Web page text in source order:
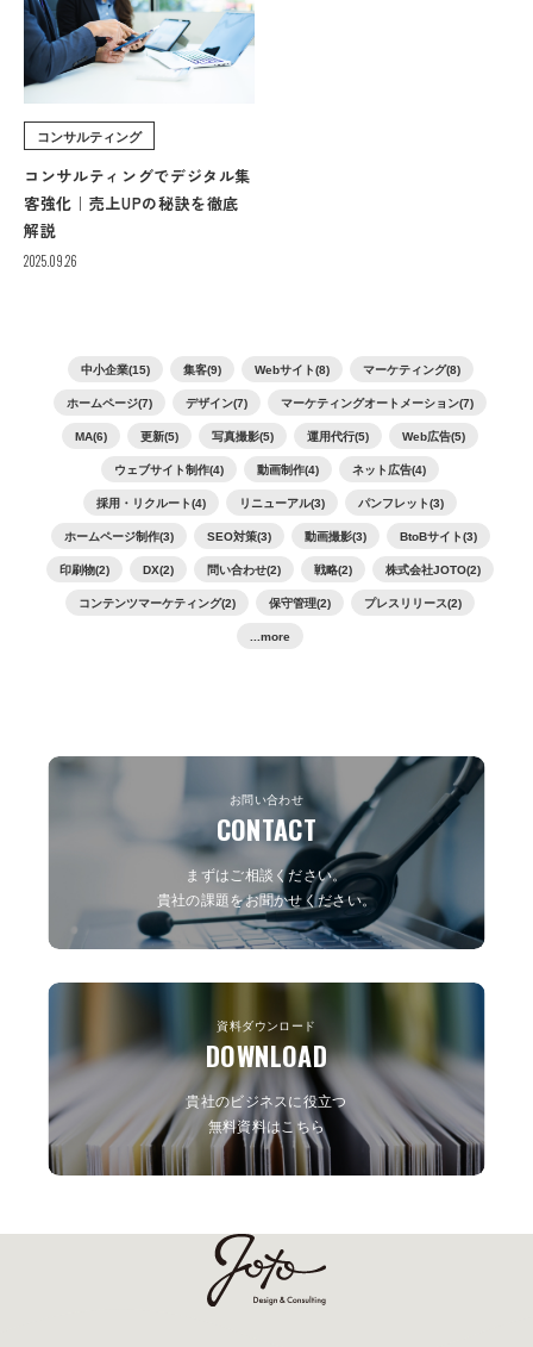
コンサルティング
コンサルティングでデジタル集
客強化｜売上UPの秘訣を徹底
解説
2025.09.26
中小企業(15) 集客(9) Webサイト(8) マーケティング(8)
ホームページ(7) デザイン(7) マーケティングオートメーション(7)
MA(6) 更新(5) 写真撮影(5) 運用代行(5) Web広告(5)
ウェブサイト制作(4) 動画制作(4) ネット広告(4)
採用・リクルート(4) リニューアル(3) パンフレット(3)
ホームページ制作(3) SEO対策(3) 動画撮影(3) BtoBサイト(3)
印刷物(2) DX(2) 問い合わせ(2) 戦略(2) 株式会社JOTO(2)
コンテンツマーケティング(2) 保守管理(2) プレスリリース(2)
...more
資料ダウンロード
DOWNLOAD
貴社のビジネスに役立つ
無料資料はこちら
お問い合わせ
CONTACT
まずはご相談ください。
貴社の課題をお聞かせください。